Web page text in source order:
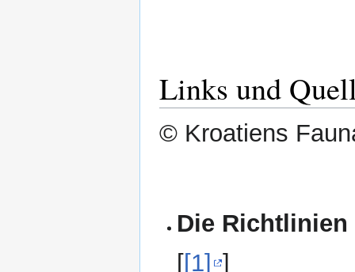
Links und
© Kroatiens
Die
[[1] ]